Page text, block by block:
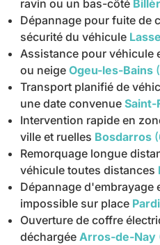
ravin ou un bas-côté
Dépannage pour fuite de
sécurité du véhicule
Assistance pour véhicule
ou neige Ogeu-les-Bains
Transport planifié de
une date convenue Saint-
Intervention rapide en
ville et ruelles Bosdarros
Remorquage longue
véhicule toutes distances
Dépannage d'embrayage
impossible sur place
Ouverture de coffre
déchargée Arros-de-Nay